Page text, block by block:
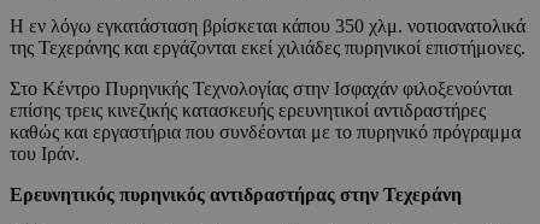
Η εν λόγω εγκατάσταση βρίσκεται κάπου 350 χλμ. νοτιοανατολικά
της Τεχεράνης και εργάζονται εκεί χιλιάδες πυρηνικοί επιστήμονες.
Στο Κέντρο Πυρηνικής Τεχνολογίας στην Ισφαχάν φιλοξενούνται
επίσης τρεις κινεζικής κατασκευής ερευνητικοί αντιδραστήρες
καθώς και εργαστήρια που συνδέονται με το πυρηνικό πρόγραμμα
του Ιράν.
Ερευνητικός πυρηνικός αντιδραστήρας στην Τεχεράνη